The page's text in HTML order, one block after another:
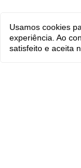
Usamos cookies
experiência. Ao
satisfeito e aceita